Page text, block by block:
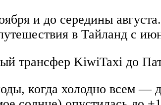
и до середины
в Тайланд с
трансфер KiwiTaxi до
когда холодно всем —